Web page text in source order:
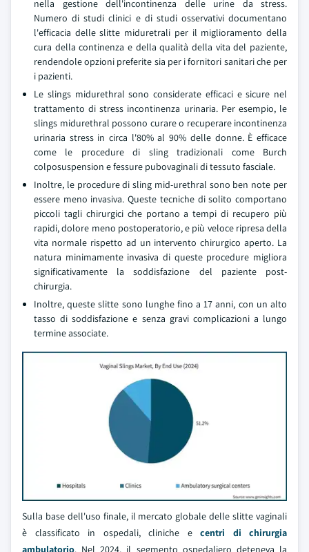
nella gestione dell'incontinenza delle urine da stress.
Numero di studi clinici e di studi osservativi documentano
l'efficacia delle slitte miduretrali per il miglioramento della
cura della continenza e della qualità della vita del paziente,
rendendole opzioni preferite sia per i fornitori sanitari che per
i pazienti.
Le slings midurethral sono considerate efficaci e sicure nel
trattamento di stress incontinenza urinaria. Per esempio, le
slings midurethral possono curare o recuperare incontinenza
urinaria stress in circa l'80% al 90% delle donne. È efficace
come le procedure di sling tradizionali come Burch
colposuspension e fessure pubovaginali di tessuto fasciale.
Inoltre, le procedure di sling mid-urethral sono ben note per
essere meno invasiva. Queste tecniche di solito comportano
piccoli tagli chirurgici che portano a tempi di recupero più
rapidi, dolore meno postoperatorio, e più veloce ripresa della
vita normale rispetto ad un intervento chirurgico aperto. La
natura minimamente invasiva di queste procedure migliora
significativamente la soddisfazione del paziente post-
chirurgia.
Inoltre, queste slitte sono lunghe fino a 17 anni, con un alto
tasso di soddisfazione e senza gravi complicazioni a lungo
termine associate.
Sulla base dell'uso finale, il mercato globale delle slitte vaginali
è classificato in ospedali, cliniche e centri di chirurgia
ambulatorio. Nel 2024, il segmento ospedaliero deteneva la